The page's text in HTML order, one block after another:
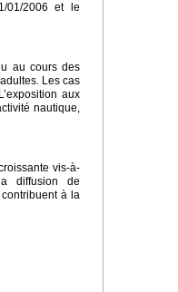
01/2006 et le
au cours des
Les cas
aux
nautique,
vis-à-
diffusion de
à la